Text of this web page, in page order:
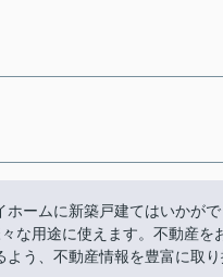
ームに新築戸建てはいかがで
な用途に使えます。不動産を
う、不動産情報を豊富に取り